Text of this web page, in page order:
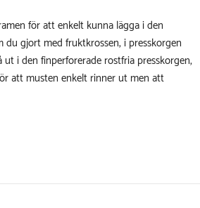
för att enkelt kunna lägga i den
du gjort med fruktkrossen, i presskorgen
i den finperforerade rostfria presskorgen,
att musten enkelt rinner ut men att